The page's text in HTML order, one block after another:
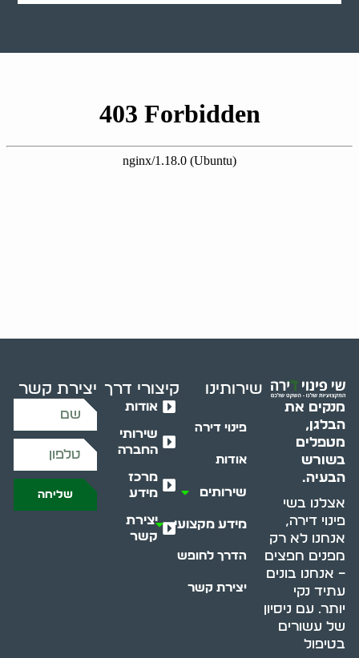
מנקים את
הבלגן,
מטפלים
בשורש
הבעיה.
אצלנו בשי
פינוי דירה,
אנחנו לא רק
מפנים חפצים
– אנחנו בונים
עתיד נקי
יותר. עם ניסיון
של עשורים
בטיפול
שירותינו
פינוי דירה
אודות
שירותים
מידע מקצועי
הדרך לחופש
יצירת קשר
קיצורי דרך
אודות
שירותי
החברה
מרכז
מידע
יצירת
קשר
יצירת קשר
שליחה